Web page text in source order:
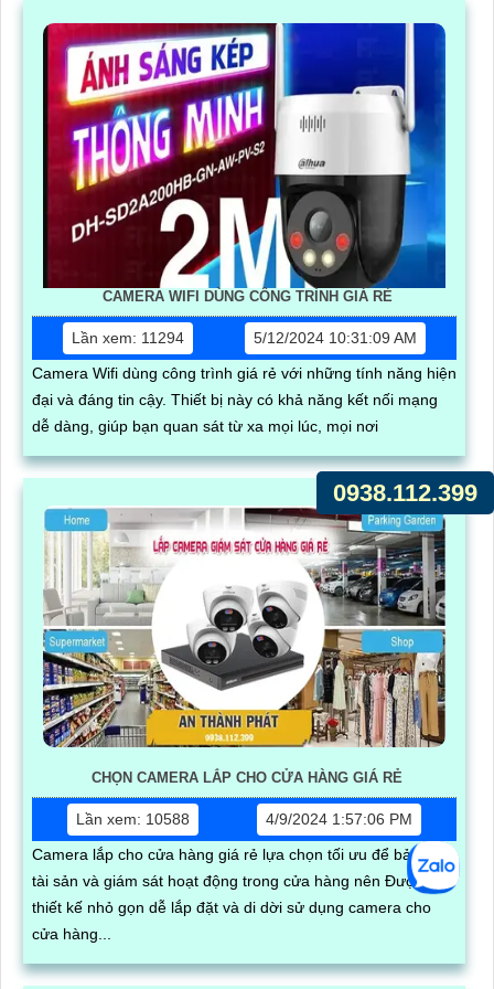
CAMERA WIFI DÙNG CÔNG TRÌNH GIÁ RẺ
Lần xem: 11294
5/12/2024 10:31:09 AM
Camera Wifi dùng công trình giá rẻ với những tính năng hiện
đại và đáng tin cậy. Thiết bị này có khả năng kết nối mạng
dễ dàng, giúp bạn quan sát từ xa mọi lúc, mọi nơi
CHỌN CAMERA LẮP CHO CỬA HÀNG GIÁ RẺ
Lần xem: 10588
4/9/2024 1:57:06 PM
Camera lắp cho cửa hàng giá rẻ lựa chọn tối ưu để bảo vệ
tài sản và giám sát hoạt động trong cửa hàng nên Được
thiết kế nhỏ gọn dễ lắp đặt và di dời sử dụng camera cho
cửa hàng...
0938.112.399